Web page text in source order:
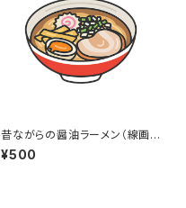
昔ながらの醤油ラーメン（線画カ
ラー）のイラスト
¥500